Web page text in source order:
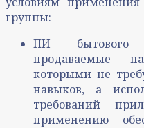
группы:
ПИ бытового
продаваемые
которыми не
навыков, а
требований
применению